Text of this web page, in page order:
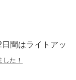
日間はライトアッ
た！